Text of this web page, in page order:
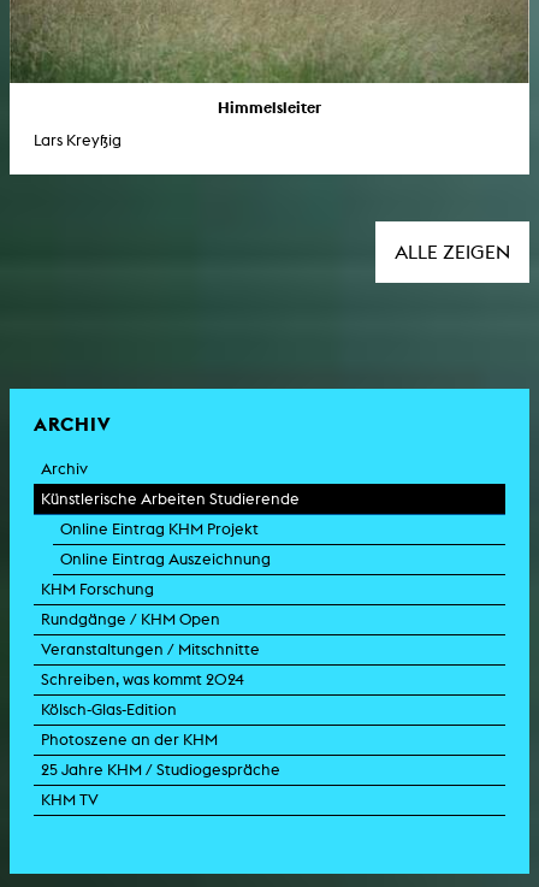
Himmelsleiter
Lars Kreyßig
ALLE ZEIGEN
ARCHIV
Archiv
Künstlerische Arbeiten Studierende
Online Eintrag KHM Projekt
Online Eintrag Auszeichnung
KHM Forschung
Rundgänge / KHM Open
Veranstaltungen / Mitschnitte
Schreiben, was kommt 2024
Kölsch-Glas-Edition
Photoszene an der KHM
25 Jahre KHM / Studiogespräche
KHM TV